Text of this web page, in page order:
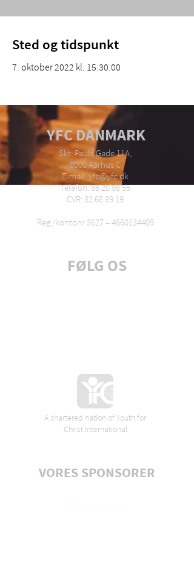
Sted og tidspunkt
7. oktober 2022 kl. 15.30.00
YFC DANMARK
Skt. Pauls Gade 11A,
8000 Aarhus C
E-mail: yfc@yfc.dk
Telefon: 86 20 98 55
CVR: 82 68 89 19
Reg./kontonr 3627 –4660134409
FØLG OS
A chartered nation of Youth for
Christ International
VORES SPONSORER